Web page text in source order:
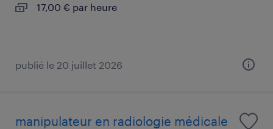
17,00 € par heure
publié le 20 juillet 2026
manipulateur en radiologie médicale